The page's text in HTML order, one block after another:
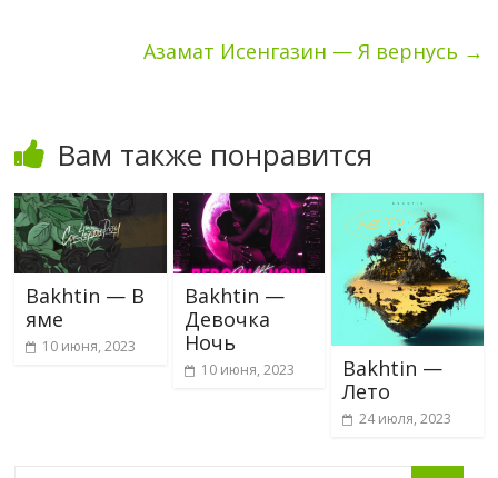
Азамат Исенгазин — Я вернусь →
Вам также понравится
Bakhtin — В
яме
10 июня, 2023
Bakhtin —
Девочка
Ночь
10 июня, 2023
Bakhtin —
Лето
24 июля, 2023